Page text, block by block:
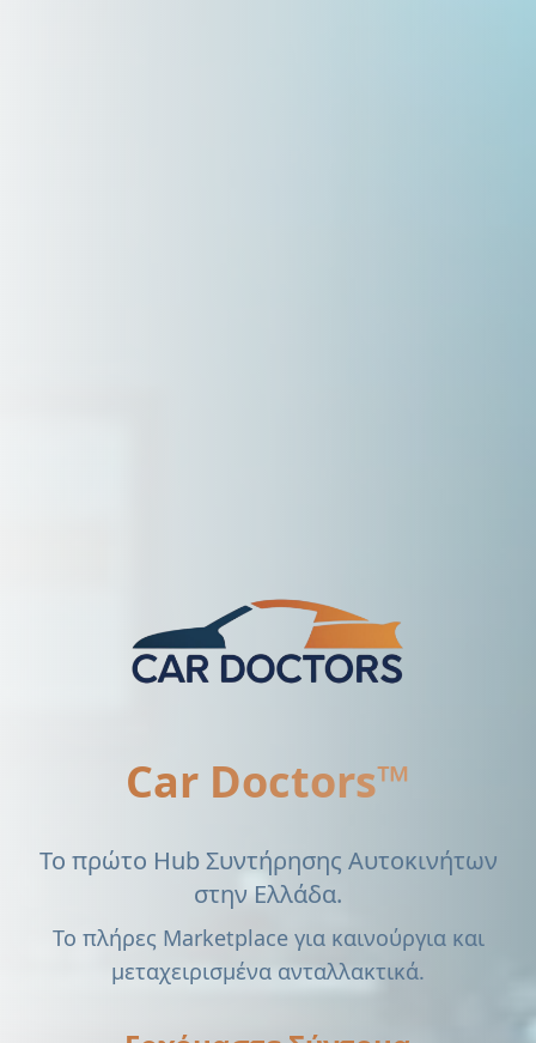
Car Doctors™
Το πρώτο Hub Συντήρησης Αυτοκινήτων
στην Ελλάδα.
Το πλήρες Marketplace για καινούργια και
μεταχειρισμένα ανταλλακτικά.